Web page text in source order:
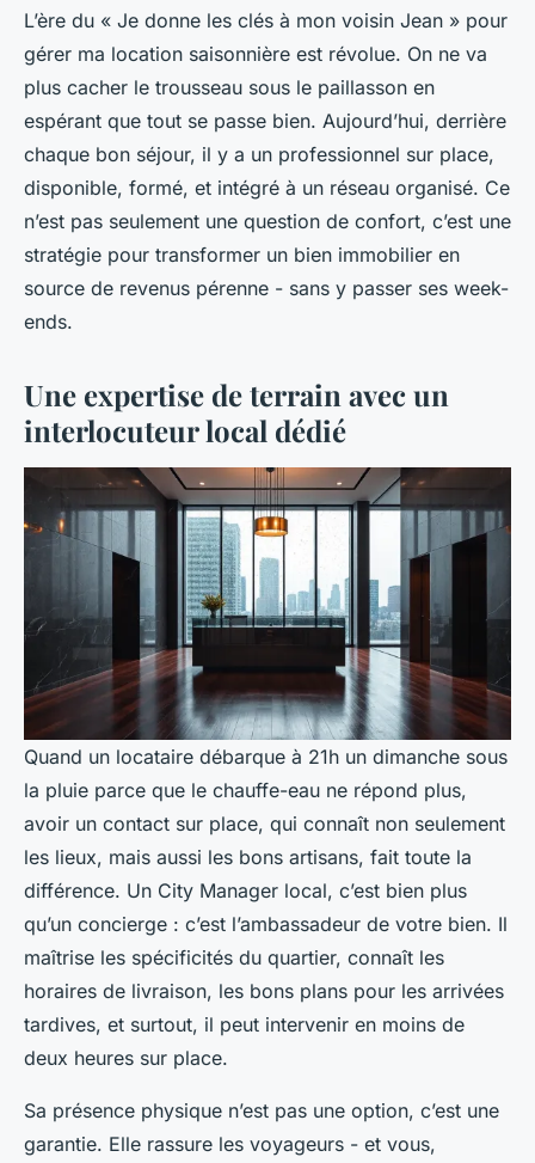
L’ère du « Je donne les clés à mon voisin Jean » pour
gérer ma location saisonnière est révolue. On ne va
plus cacher le trousseau sous le paillasson en
espérant que tout se passe bien. Aujourd’hui, derrière
chaque bon séjour, il y a un professionnel sur place,
disponible, formé, et intégré à un réseau organisé. Ce
n’est pas seulement une question de confort, c’est une
stratégie pour transformer un bien immobilier en
source de revenus pérenne - sans y passer ses week-
ends.
Une expertise de terrain avec un
interlocuteur local dédié
Quand un locataire débarque à 21h un dimanche sous
la pluie parce que le chauffe-eau ne répond plus,
avoir un contact sur place, qui connaît non seulement
les lieux, mais aussi les bons artisans, fait toute la
différence. Un City Manager local, c’est bien plus
qu’un concierge : c’est l’ambassadeur de votre bien. Il
maîtrise les spécificités du quartier, connaît les
horaires de livraison, les bons plans pour les arrivées
tardives, et surtout, il peut intervenir en moins de
deux heures sur place.
Sa présence physique n’est pas une option, c’est une
garantie. Elle rassure les voyageurs - et vous,